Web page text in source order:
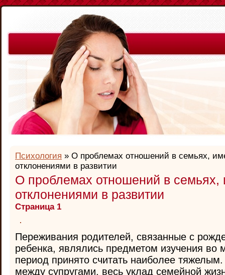
Психология » О проблемах отношений в семьях,
отклонениями в развитии
О проблемах отношений в
отклонениями в развитии
Страница 1
Переживания родителей, связанные с
ребенка, являлись предметом изучения во
период принято считать наиболее
между супругами, весь уклад семейной